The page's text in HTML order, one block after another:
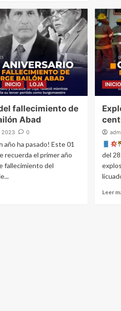
INICIO LOJA
fallecimiento de
Abad
2023 0
año ha pasado! Este 01
recuerda el primer año
fallecimiento del
INICIO
del
Leer